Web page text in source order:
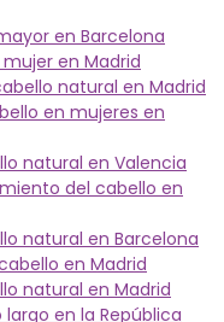
en Barcelona
en Madrid
natural en Madrid
en mujeres en
natural en Valencia
del cabello en
natural en Barcelona
en Madrid
natural en Madrid
en la República